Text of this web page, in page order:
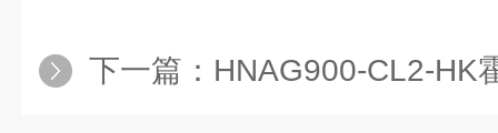
下一篇： HNAG900-CL2-HK霍尼艾格手